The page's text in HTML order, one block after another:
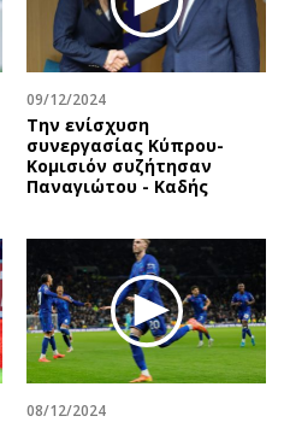
09/12/2024
Την ενίσχυση
συνεργασίας Κύπρου-
Κομισιόν συζήτησαν
Παναγιώτου - Καδής
08/12/2024